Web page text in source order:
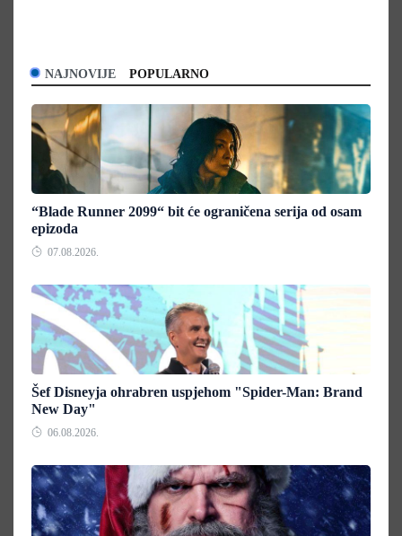
NAJNOVIJE POPULARNO
“Blade Runner 2099“ bit će ograničena serija od osam
epizoda
07.08.2026.
Šef Disneyja ohrabren uspjehom "Spider-Man: Brand
New Day"
06.08.2026.